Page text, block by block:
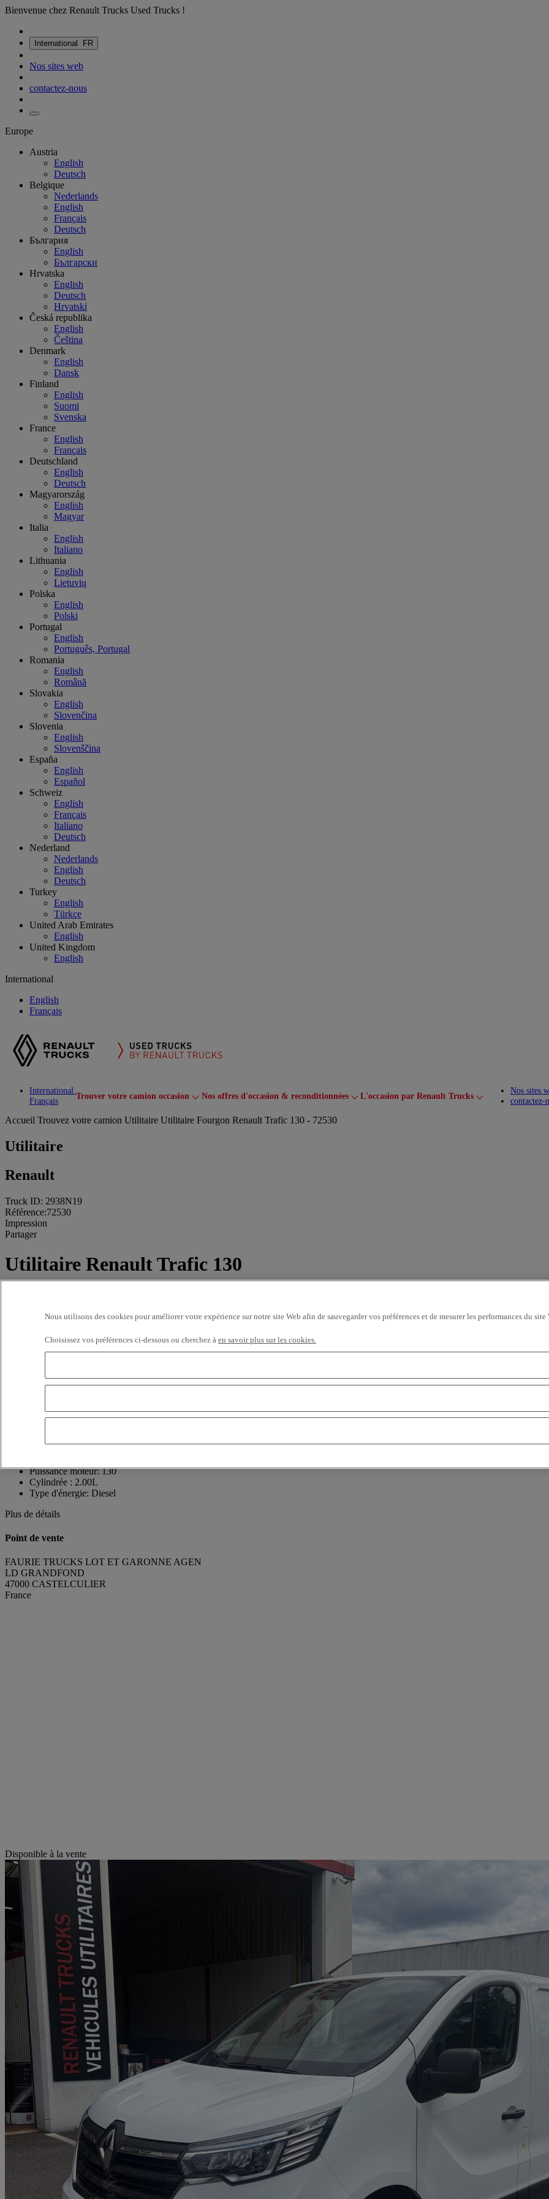
Bienvenue chez Renault Trucks Used Trucks !
International FR
Nos sites web
contactez-nous
Europe
Austria
English
Deutsch
Belgique
Nederlands
English
Français
Deutsch
България
English
Български
Hrvatska
English
Deutsch
Hrvatski
Česká republika
English
Čeština
Denmark
English
Dansk
Finland
English
Suomi
Svenska
France
English
Français
Deutschland
English
Deutsch
Magyarország
English
Magyar
Italia
English
Italiano
Lithuania
English
Lietuvių
Polska
English
Polski
Portugal
English
Português, Portugal
Romania
English
Română
Slovakia
English
Slovenčina
Slovenia
English
Slovenščina
España
English
Español
Schweiz
English
Français
Italiano
Deutsch
Nederland
Nederlands
English
Deutsch
Turkey
English
Türkçe
United Arab Emirates
English
United Kingdom
English
International
English
Français
International
Français
Trouver votre camion occasion Toggle submenu
Nos offres d'occasion & reconditionnées Toggle submenu
L'occasion par Renault Trucks Toggle submenu
Nos sites
contactez-
Accueil Trouvez votre camion Utilitaire Utilitaire Fourgon Renault Trafic 130 - 72530
Utilitaire
Renault
Truck ID: 2938N19
Référence:72530
Impression
Partager
Utilitaire Renault Trafic 130
4X2 Euro 6 - Fourgon
30 655 kms - 2024 - L1H1
Prix sur demande
47000 CASTELCULIER
Régis SOLERO
Puissance moteur:130
Cylindrée : 2.00L
Type d'énergie: Diesel
Plus de détails
Point de vente
FAURIE TRUCKS LOT ET GARONNE AGEN
LD GRANDFOND
47000 CASTELCULIER
France
Disponible à la vente
Nous utilisons des cookies pour améliorer votre expérience sur notre site Web afin de sauvegarder vos préférences et de mesurer les performances du
Choisissez vos préférences ci-dessous ou cherchez à en savoir plus sur les cookies.